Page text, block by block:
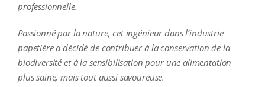
professionnelle.
Passionné par la nature, cet ingénieur dans l’industrie
papetière a décidé de contribuer à la conservation de la
biodiversité et à la sensibilisation pour une alimentation
plus saine, mais tout aussi savoureuse.